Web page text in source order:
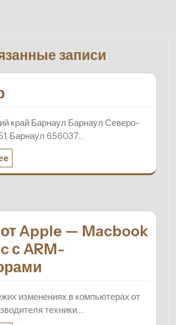
записи
край Барнаул Барнаул Северо-
Барнаул 656037…
Apple — Macbook
с ARM-
изменениях в компьютерах от
техники.…